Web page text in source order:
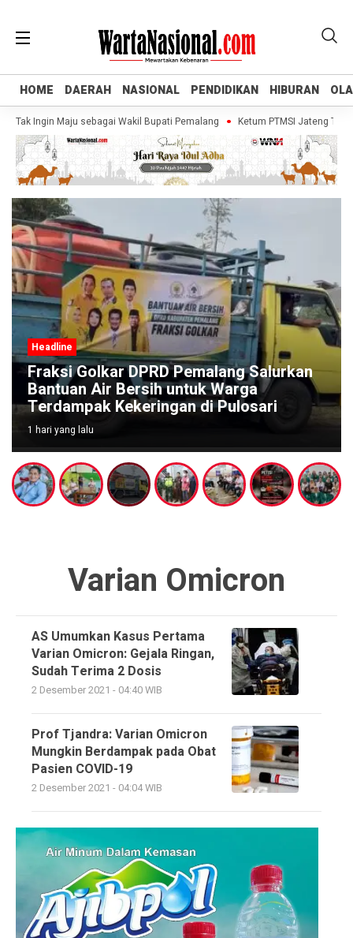
HOME DAERAH NASIONAL PENDIDIKAN HIBURAN
HOME DAERAH NASIONAL PENDIDIKAN HIBURAN
Ingin Maju sebagai Wakil Bupati Pemalang Ketum PTMSI Jateng Tinjau
Headline
Fraksi Golkar DPRD Pemalang Salurkan
Bantuan Air Bersih untuk Warga
Terdampak Kekeringan di Pulosari
1 hari yang lalu
Varian Omicron
AS Umumkan Kasus Pertama
Varian Omicron: Gejala Ringan,
Sudah Terima 2 Dosis
2 Desember 2021 - 04:40 WIB
Prof Tjandra: Varian Omicron
Mungkin Berdampak pada Obat
Pasien COVID-19
2 Desember 2021 - 04:04 WIB